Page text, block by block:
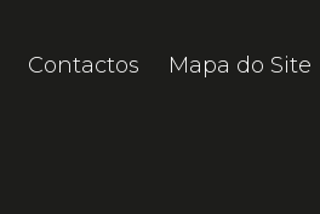
Contactos
Mapa do Site